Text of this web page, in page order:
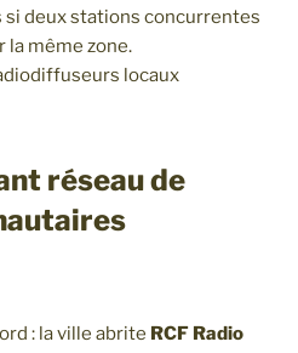
deux stations concurrentes
la même zone.
locaux
réseau de
: la ville abrite RCF Radio